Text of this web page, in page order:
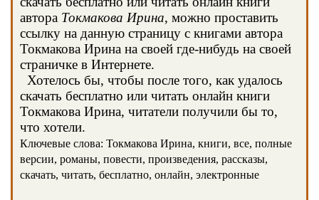
автора Токмакова Ирина, можно проставить
ссылку на данную страницу с книгами автора
Токмакова Ирина на своей где-нибудь на своей
страничке в Интернете.
Хотелось бы, чтобы после того, как удалось
скачать бесплатно или читать онлайн книги
Токмакова Ирина, читатели получили бы то,
что хотели.
Ключевые слова: Токмакова Ирина, книги, все, полные
версии, романы, повести, произведения, рассказы,
скачать, читать, бесплатно, онлайн, электронные